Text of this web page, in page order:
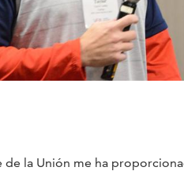
la Unión me ha